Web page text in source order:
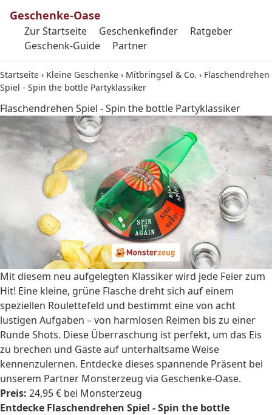
Geschenke-Oase
Zur Startseite Geschenkefinder
Ratgeber
Geschenk-Guide
Partner
Startseite › Kleine Geschenke › Mitbringsel & Co. › Flaschendrehen
Spiel - Spin the bottle Partyklassiker
Flaschendrehen Spiel - Spin the bottle Partyklassiker
Mit diesem neu aufgelegten Klassiker wird jede Feier zum
Hit! Eine kleine, grüne Flasche dreht sich auf einem
speziellen Roulettefeld und bestimmt eine von acht
lustigen Aufgaben – von harmlosen Reimen bis zu einer
Runde Shots. Diese Überraschung ist perfekt, um das Eis
zu brechen und Gäste auf unterhaltsame Weise
kennenzulernen. Entdecke dieses spannende Präsent bei
unserem Partner Monsterzeug via Geschenke-Oase.
Preis: 24,95 € bei Monsterzeug
Entdecke Flaschendrehen Spiel - Spin the bottle